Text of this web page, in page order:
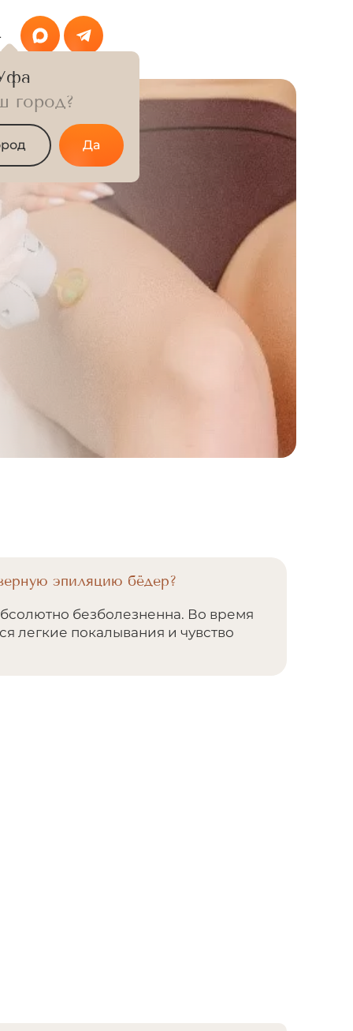
город?
Да
эпиляцию бёдер?
безболезненна. Во время
легкие покалывания и чувство